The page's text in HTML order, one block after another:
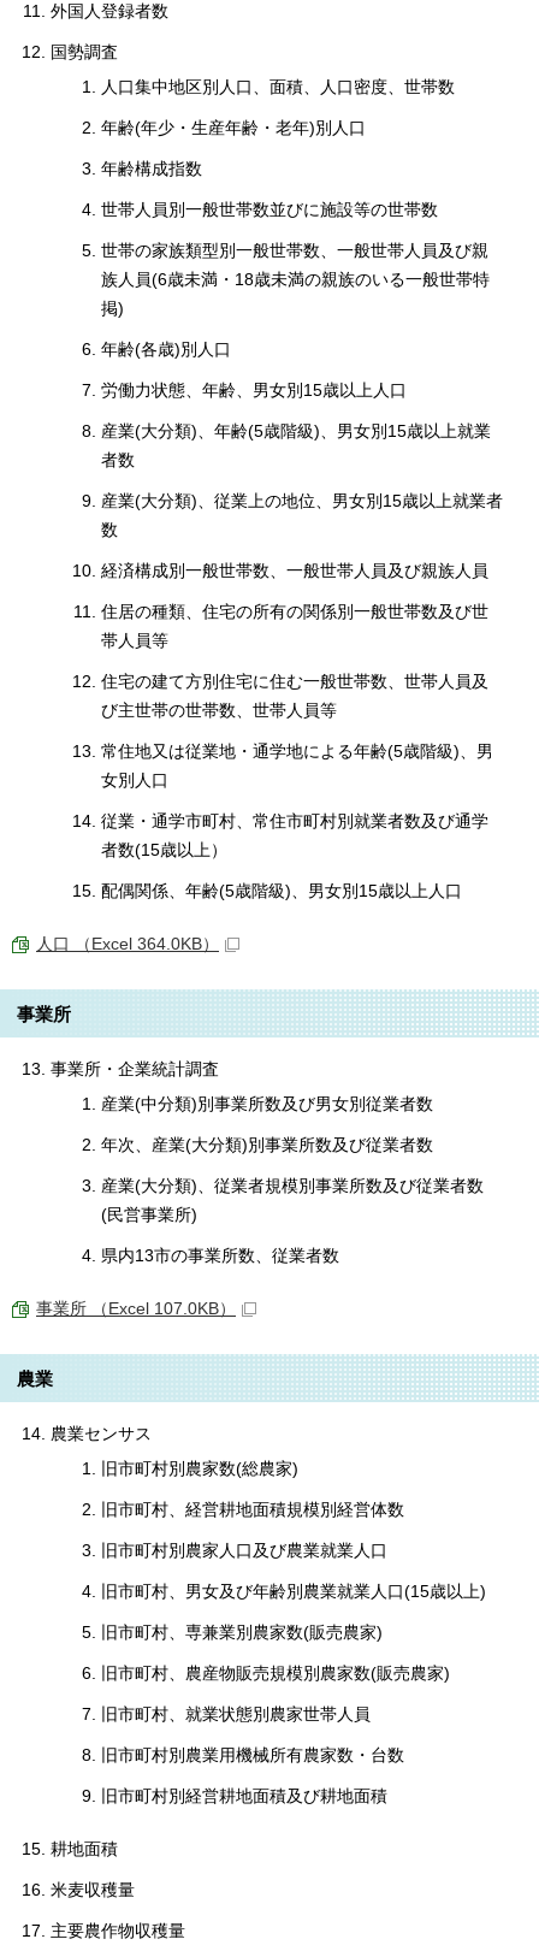
外国人登録者数
国勢調査
人口集中地区別人口、面積、人口密度、世帯数
年齢(年少・生産年齢・老年)別人口
年齢構成指数
世帯人員別一般世帯数並びに施設等の世帯数
世帯の家族類型別一般世帯数、一般世帯人員及び親
族人員(6歳未満・18歳未満の親族のいる一般世帯特
掲)
年齢(各歳)別人口
労働力状態、年齢、男女別15歳以上人口
産業(大分類)、年齢(5歳階級)、男女別15歳以上就業
者数
産業(大分類)、従業上の地位、男女別15歳以上就業者
数
経済構成別一般世帯数、一般世帯人員及び親族人員
住居の種類、住宅の所有の関係別一般世帯数及び世
帯人員等
住宅の建て方別住宅に住む一般世帯数、世帯人員及
び主世帯の世帯数、世帯人員等
常住地又は従業地・通学地による年齢(5歳階級)、男
女別人口
従業・通学市町村、常住市町村別就業者数及び通学
者数(15歳以上）
配偶関係、年齢(5歳階級)、男女別15歳以上人口
人口 （Excel 364.0KB）
事業所
事業所・企業統計調査
産業(中分類)別事業所数及び男女別従業者数
年次、産業(大分類)別事業所数及び従業者数
産業(大分類)、従業者規模別事業所数及び従業者数
(民営事業所)
県内13市の事業所数、従業者数
事業所 （Excel 107.0KB）
農業
農業センサス
旧市町村別農家数(総農家)
旧市町村、経営耕地面積規模別経営体数
旧市町村別農家人口及び農業就業人口
旧市町村、男女及び年齢別農業就業人口(15歳以上)
旧市町村、専兼業別農家数(販売農家)
旧市町村、農産物販売規模別農家数(販売農家)
旧市町村、就業状態別農家世帯人員
旧市町村別農業用機械所有農家数・台数
旧市町村別経営耕地面積及び耕地面積
耕地面積
米麦収穫量
主要農作物収穫量